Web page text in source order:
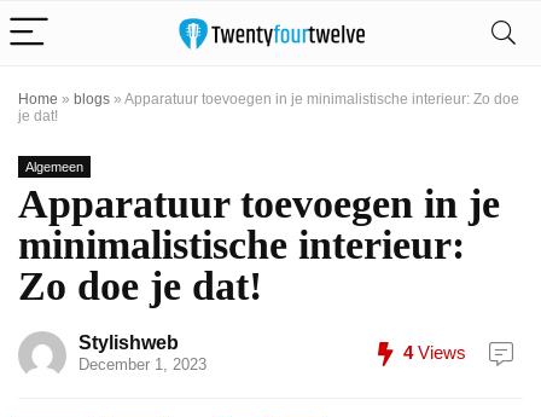
Home » blogs » Apparatuur toevoegen in je minimalistische interieur: Zo doe
je dat!
Algemeen
Apparatuur toevoegen in je
minimalistische interieur:
Zo doe je dat!
Stylishweb
December 1, 2023
4Views